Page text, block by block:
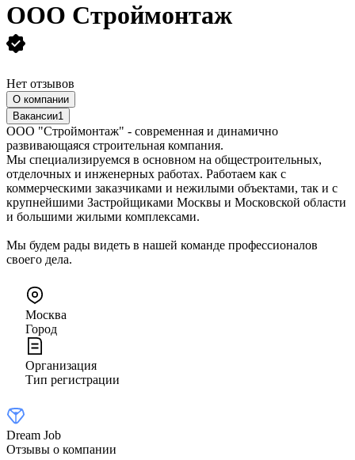
ООО Строймонтаж
Нет отзывов
О компании
Вакансии1
ООО "Строймонтаж" - современная и динамично
развивающаяся строительная компания.
Мы специализируемся в основном на общестроительных,
отделочных и инженерных работах. Работаем как с
коммерческими заказчиками и нежилыми объектами, так и с
крупнейшими Застройщиками Москвы и Московской области
и большими жилыми комплексами.
Мы будем рады видеть в нашей команде профессионалов
своего дела.
Москва
Город
Организация
Тип регистрации
Dream Job
Отзывы о компании